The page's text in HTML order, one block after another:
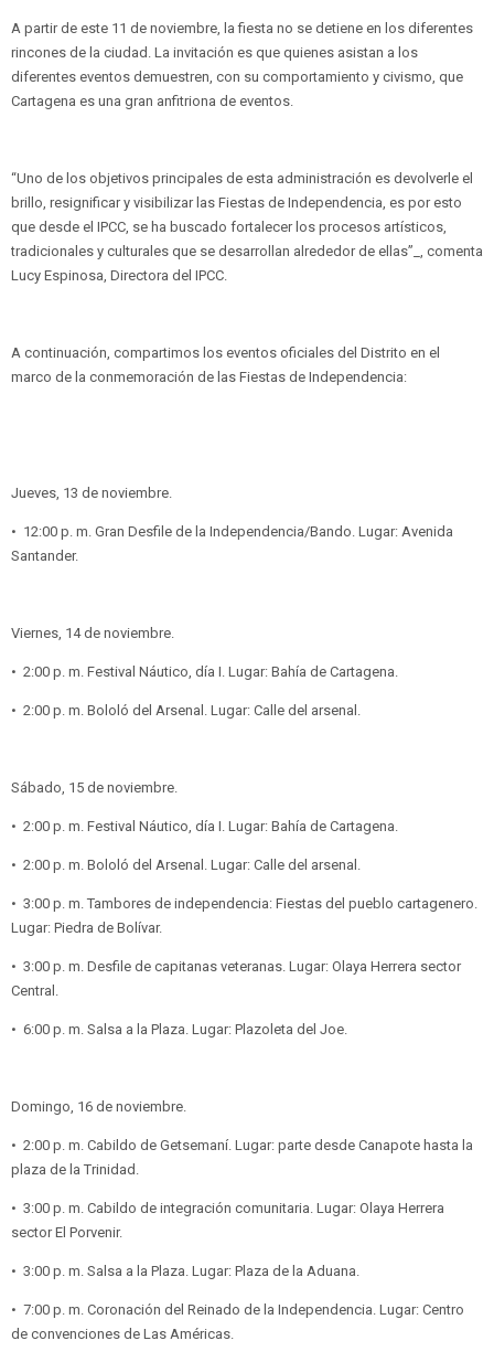
A partir de este 11 de noviembre, la fiesta no se detiene en los diferentes
rincones de la ciudad. La invitación es que quienes asistan a los
diferentes eventos demuestren, con su comportamiento y civismo, que
Cartagena es una gran anfitriona de eventos.
“Uno de los objetivos principales de esta administración es devolverle el
brillo, resignificar y visibilizar las Fiestas de Independencia, es por esto
que desde el IPCC, se ha buscado fortalecer los procesos artísticos,
tradicionales y culturales que se desarrollan alrededor de ellas”_, comenta
Lucy Espinosa, Directora del IPCC.
A continuación, compartimos los eventos oficiales del Distrito en el
marco de la conmemoración de las Fiestas de Independencia:
Jueves, 13 de noviembre.
•⁠ ⁠12:00 p. m. Gran Desfile de la Independencia/Bando. Lugar: Avenida
Santander.
Viernes, 14 de noviembre.
•⁠ ⁠2:00 p. m. Festival Náutico, día I. Lugar: Bahía de Cartagena.
•⁠ ⁠2:00 p. m. Bololó del Arsenal. Lugar: Calle del arsenal.
Sábado, 15 de noviembre.
•⁠ ⁠2:00 p. m. Festival Náutico, día I. Lugar: Bahía de Cartagena.
•⁠ ⁠2:00 p. m. Bololó del Arsenal. Lugar: Calle del arsenal.
•⁠ ⁠3:00 p. m. Tambores de independencia: Fiestas del pueblo cartagenero.
Lugar: Piedra de Bolívar.
•⁠ ⁠3:00 p. m. Desfile de capitanas veteranas. Lugar: Olaya Herrera sector
Central.
•⁠ ⁠6:00 p. m. Salsa a la Plaza. Lugar: Plazoleta del Joe.
Domingo, 16 de noviembre.
•⁠ ⁠2:00 p. m. Cabildo de Getsemaní. Lugar: parte desde Canapote hasta la
plaza de la Trinidad.
•⁠ ⁠3:00 p. m. Cabildo de integración comunitaria. Lugar: Olaya Herrera
sector El Porvenir.
•⁠ ⁠3:00 p. m. Salsa a la Plaza. Lugar: Plaza de la Aduana.
•⁠ ⁠7:00 p. m. Coronación del Reinado de la Independencia. Lugar: Centro
de convenciones de Las Américas.